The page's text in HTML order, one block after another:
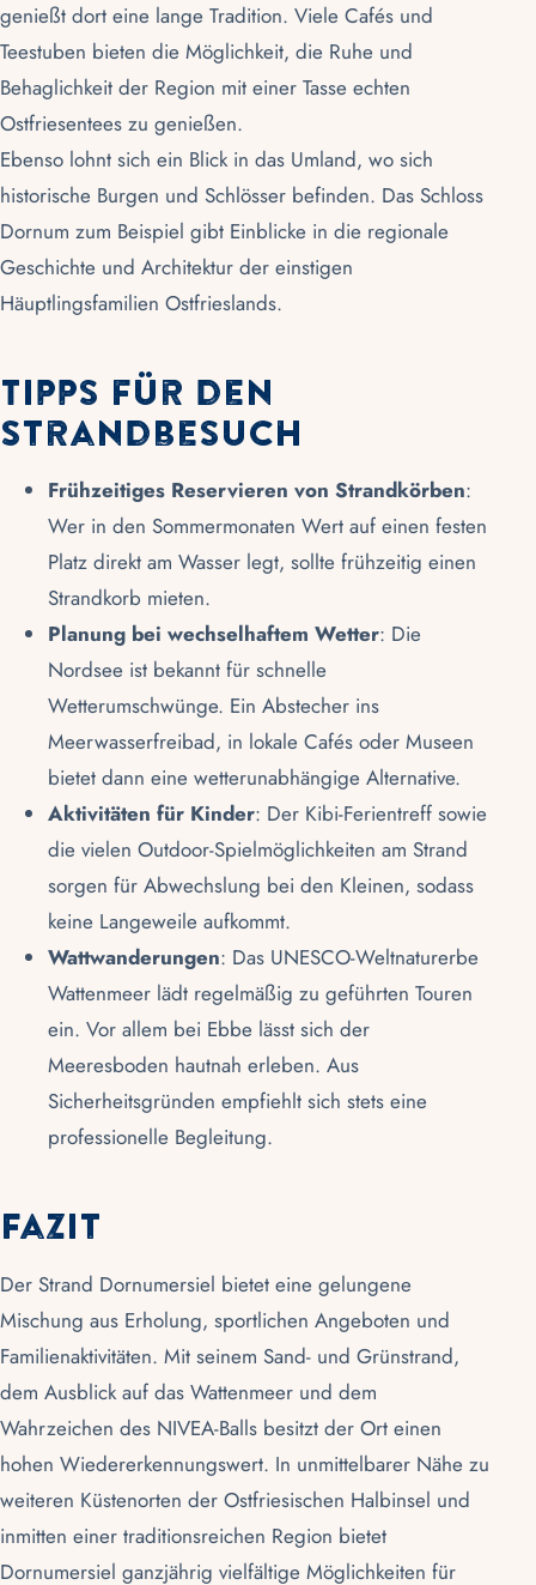
genießt dort eine lange Tradition. Viele Cafés und
Teestuben bieten die Möglichkeit, die Ruhe und
Behaglichkeit der Region mit einer Tasse echten
Ostfriesentees zu genießen.
Ebenso lohnt sich ein Blick in das Umland, wo sich
historische Burgen und Schlösser befinden. Das Schloss
Dornum zum Beispiel gibt Einblicke in die regionale
Geschichte und Architektur der einstigen
Häuptlingsfamilien Ostfrieslands.
Tipps für den
Strandbesuch
Frühzeitiges Reservieren von Strandkörben:
Wer in den Sommermonaten Wert auf einen festen
Platz direkt am Wasser legt, sollte frühzeitig einen
Strandkorb mieten.
Planung bei wechselhaftem Wetter: Die
Nordsee ist bekannt für schnelle
Wetterumschwünge. Ein Abstecher ins
Meerwasserfreibad, in lokale Cafés oder Museen
bietet dann eine wetterunabhängige Alternative.
Aktivitäten für Kinder: Der Kibi-Ferientreff sowie
die vielen Outdoor-Spielmöglichkeiten am Strand
sorgen für Abwechslung bei den Kleinen, sodass
keine Langeweile aufkommt.
Wattwanderungen: Das UNESCO-Weltnaturerbe
Wattenmeer lädt regelmäßig zu geführten Touren
ein. Vor allem bei Ebbe lässt sich der
Meeresboden hautnah erleben. Aus
Sicherheitsgründen empfiehlt sich stets eine
professionelle Begleitung.
Fazit
Der Strand Dornumersiel bietet eine gelungene
Mischung aus Erholung, sportlichen Angeboten und
Familienaktivitäten. Mit seinem Sand- und Grünstrand,
dem Ausblick auf das Wattenmeer und dem
Wahrzeichen des NIVEA-Balls besitzt der Ort einen
hohen Wiedererkennungswert. In unmittelbarer Nähe zu
weiteren Küstenorten der Ostfriesischen Halbinsel und
inmitten einer traditionsreichen Region bietet
Dornumersiel ganzjährig vielfältige Möglichkeiten für